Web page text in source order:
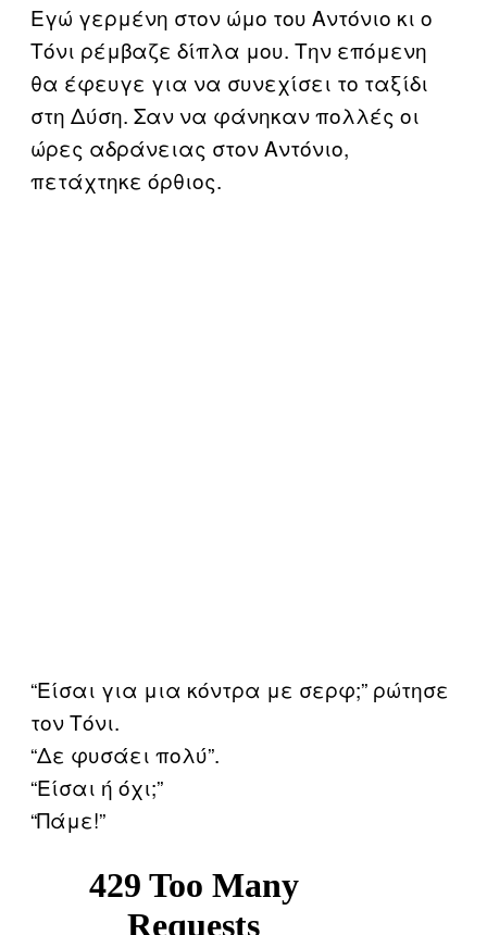
Εγώ γερμένη στον ώμο του Αντόνιο κι ο
Τόνι ρέμβαζε δίπλα μου. Την επόμενη
θα έφευγε για να συνεχίσει το ταξίδι
στη Δύση. Σαν να φάνηκαν πολλές οι
ώρες αδράνειας στον Αντόνιο,
πετάχτηκε όρθιος.
“Είσαι για μια κόντρα με σερφ;” ρώτησε
τον Τόνι.
“Δε φυσάει πολύ”.
“Είσαι ή όχι;”
“Πάμε!”